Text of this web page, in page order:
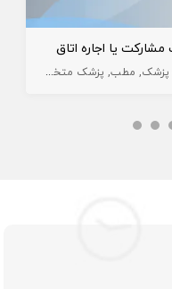
یا اجاره اتاق
پزشک مطب پزشک متخصص